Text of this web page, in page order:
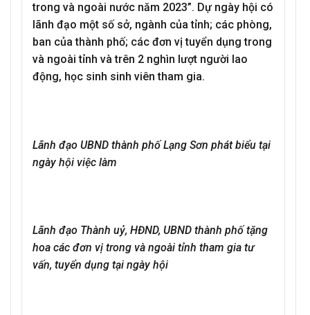
trong và ngoài nước năm 2023”. Dự ngày hội có
lãnh đạo một số sở, ngành của tỉnh; các phòng,
ban của thành phố; các đơn vị tuyển dụng trong
và ngoài tỉnh và trên 2 nghìn lượt người lao
động, học sinh sinh viên tham gia.
Lãnh đạo UBND thành phố Lạng Sơn phát biểu tại
ngày hội việc làm
Lãnh đạo Thành uỷ, HĐND, UBND thành phố tặng
hoa các đơn vị trong và ngoài tỉnh tham gia tư
vấn, tuyển dụng tại ngày hội